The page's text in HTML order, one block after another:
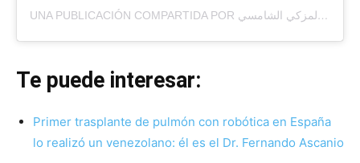
UNA PUBLICACIÓN COMPARTIDA POR منذر المزكي الشامسي (@M_ALMUZAKI)
Te puede interesar:
Primer trasplante de pulmón con robótica en España
lo realizó un venezolano: él es el Dr. Fernando Ascanio